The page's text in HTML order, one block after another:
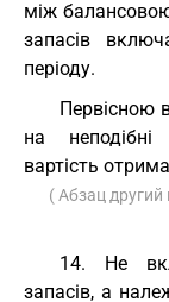
між
запасів
періоду.
Первісною
на неподібні
вартість
( Абзац другий
14. Не
запасів, а